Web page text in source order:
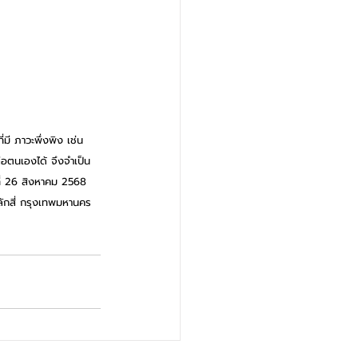
มี ภาวะพึ่งพิง เช่น
ตนเองได้ จึงจำเป็น
26 สิงหาคม 2568
สี่ กรุงเทพมหานคร